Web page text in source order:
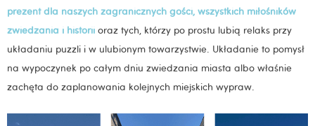
prezent dla naszych zagranicznych gości, wszystkich miłośników
zwiedzania i historii oraz tych, którzy po prostu lubią relaks przy
układaniu puzzli i w ulubionym towarzystwie. Układanie to pomysł
na wypoczynek po całym dniu zwiedzania miasta albo właśnie
zachęta do zaplanowania kolejnych miejskich wypraw.